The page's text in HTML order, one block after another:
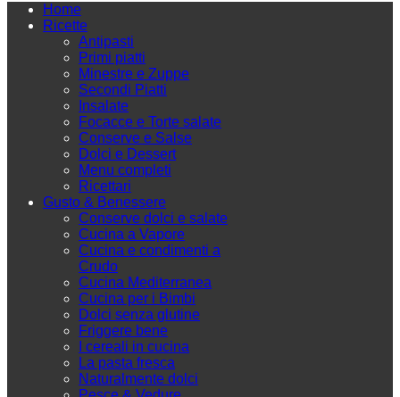
Home
Ricette
Antipasti
Primi piatti
Minestre e Zuppe
Secondi Piatti
Insalate
Focacce e Torte salate
Conserve e Salse
Dolci e Dessert
Menu completi
Ricettari
Gusto & Benessere
Conserve dolci e salate
Cucina a Vapore
Cucina e condimenti a
Crudo
Cucina Mediterranea
Cucina per i Bimbi
Dolci senza glutine
Friggere bene
I cereali in cucina
La pasta fresca
Naturalmente dolci